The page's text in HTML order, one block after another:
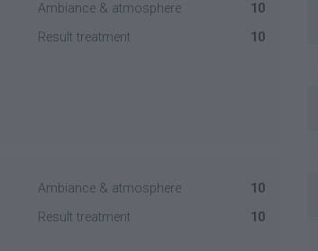
Ambiance & atmosphere
10
Result treatment 10
Ambiance & atmosphere
10
Result treatment 10